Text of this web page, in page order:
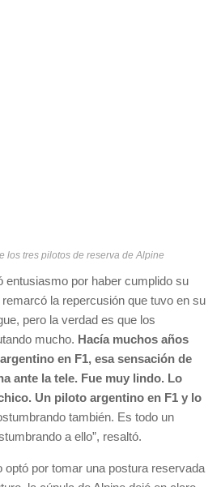
los tres pilotos de reserva de Alpine
entusiasmo por haber cumplido su
la repercusión que tuvo en su
pero la verdad es que los
mucho. Hacía muchos años
en F1, esa sensación de
ante la tele. Fue muy lindo. Lo
Un piloto argentino en F1 y lo
también. Es todo un
a ello”, resaltó.
optó por tomar una postura reservada